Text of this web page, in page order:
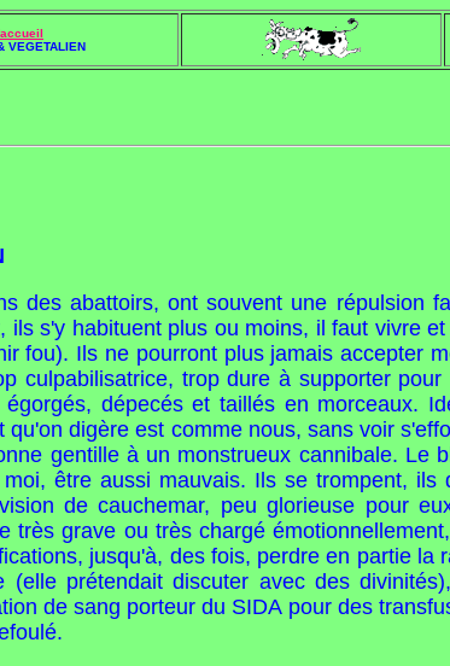
VEGETALIEN
des abattoirs, ont souvent une répulsion
ils s'y habituent plus ou moins, il faut vivre
fou). Ils ne pourront plus jamais accepter
culpabilisatrice, trop dure à supporter
dépecés et taillés en morceaux.
digère est comme nous, sans voir
gentille à un monstrueux cannibale. Le
être aussi mauvais. Ils se trompent,
de cauchemar, peu glorieuse pour
très grave ou très chargé
jusqu'à, des fois, perdre en partie
(elle prétendait discuter avec des
de sang porteur du SIDA pour des